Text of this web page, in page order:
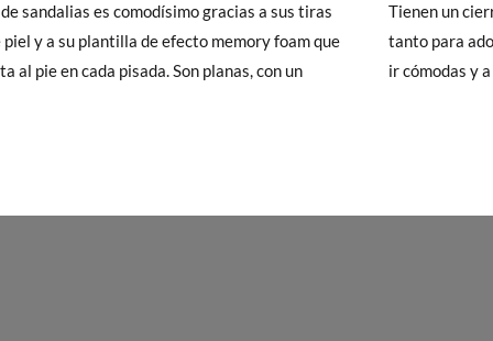
sandalias es comodísimo gracias a sus tiras
piel y a su plantilla de efecto memory foam que
al pie en cada pisada. Son planas, con un
cierre de hebilla fina metálica y son perfectas
adolescentes como para mamás que quieren
ir cómodas y
de que no quieras Cambio sino Devolución, también serán
solicitarlas desde el mismo enlace del párrafo anterior y nos
paquete.